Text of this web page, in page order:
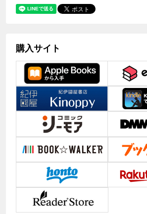
購入サイト